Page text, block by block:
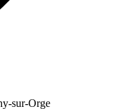
sur-Orge